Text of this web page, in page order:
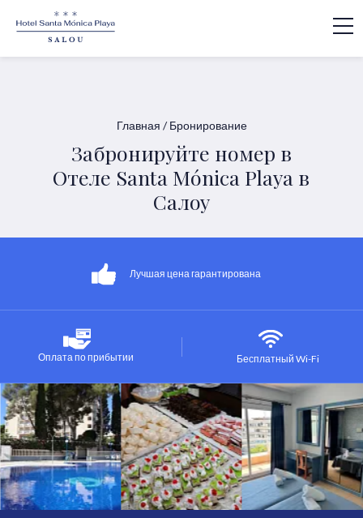
Главная /Бронирование
Забронируйте номер в
Oтеле Santa Mónica Playa в
Салоу
Лучшая цена гарантирована
Оплата по прибытии Бесплатный Wi-Fi